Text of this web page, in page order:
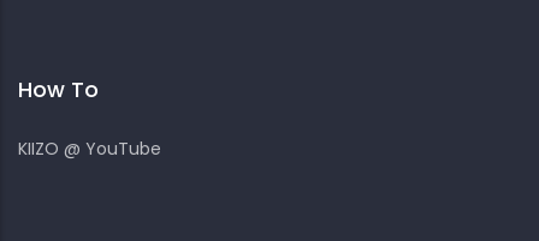
How To
KIIZO @ YouTube